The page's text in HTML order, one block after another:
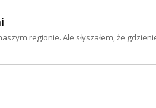
regionie. Ale słyszałem, że